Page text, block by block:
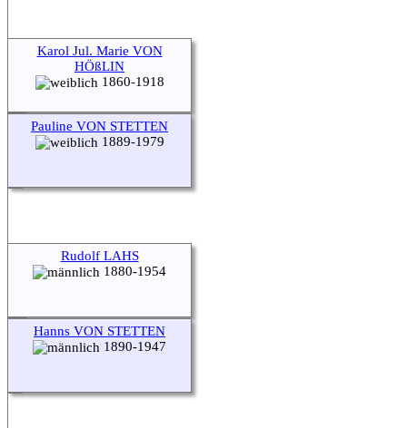
Karol Jul. Marie VON
HÖßLIN
1860-1918
Pauline VON STETTEN
1889-1979
Rudolf LAHS
1880-1954
Hanns VON STETTEN
1890-1947